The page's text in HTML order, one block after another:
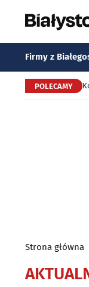
Firmy z
POLECAMY
Strona główna